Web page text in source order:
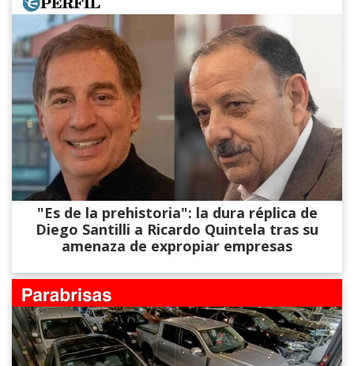
"Es de la prehistoria": la dura réplica de
Diego Santilli a Ricardo Quintela tras su
amenaza de expropiar empresas